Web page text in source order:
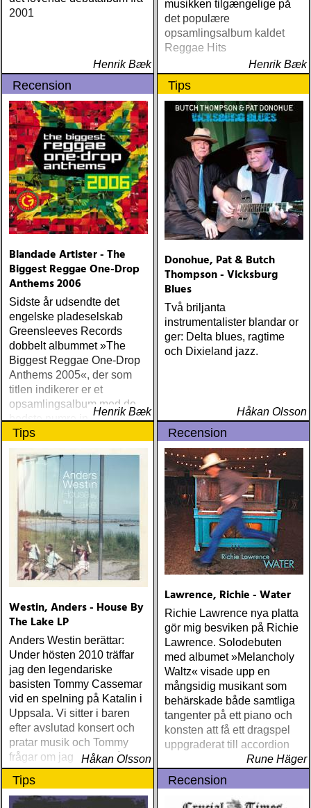
2001
Henrik Bæk
musikken tilgængelige på
det populære
opsamlingsalbum kaldet
Reggae Hits
Henrik Bæk
Recension
Blandade Artister - The
Biggest Reggae One-Drop
Anthems 2006
Sidste år udsendte det
engelske pladeselskab
Greensleeves Records
dobbelt albummet »The
Biggest Reggae One-Drop
Anthems 2005«, der som
titlen indikerer er et
opsamlingsalbum med de
bedste numre indenfor den
populære reggaestil kaldet
one-drop
Henrik Bæk
Tips
Donohue, Pat & Butch
Thompson - Vicksburg
Blues
Två briljanta
instrumentalister blandar or
ger: Delta blues, ragtime
och Dixieland jazz.
Håkan Olsson
Tips
Westin, Anders - House By
The Lake LP
Anders Westin berättar:
Under hösten 2010 träffar
jag den legendariske
basisten Tommy Cassemar
vid en spelning på Katalin i
Uppsala. Vi sitter i baren
efter avslutad konsert och
pratar musik och Tommy
frågar om jag spelar något
instrument
Håkan Olsson
Recension
Lawrence, Richie - Water
Richie Lawrence nya platta
gör mig besviken på Richie
Lawrence. Solodebuten
med albumet »Melancholy
Waltz« visade upp en
mångsidig musikant som
behärskade både samtliga
tangenter på ett piano och
konsten att få ett dragspel
uppgraderat till accordion
Rune Häger
Tips Recension